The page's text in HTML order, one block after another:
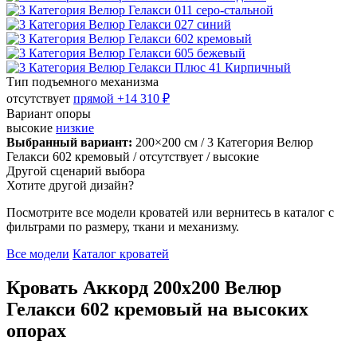
Тип подъемного механизма
отсутствует прямой +14 310 ₽
Вариант опоры
высокие низкие
Выбранный вариант: 200×200 см / 3 Категория Велюр
Гелакси 602 кремовый / отсутствует / высокие
Другой сценарий выбора
Хотите другой дизайн?
Посмотрите все модели кроватей или вернитесь в каталог с
фильтрами по размеру, ткани и механизму.
Все модели Каталог кроватей
Кровать Аккорд 200х200 Велюр
Гелакси 602 кремовый на высоких
опорах